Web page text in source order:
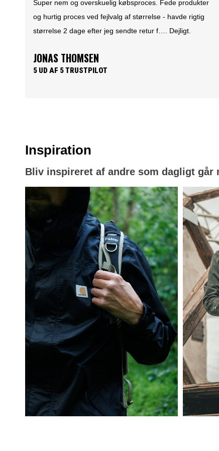
SÅDAN. Første køb perfekt. Lynhurtig levering og en
super vare. Dette er ikke sidste gang at jeg handler ved
feiber.dk
SØREN LUND
5 UD AF 5 TRUSTPILOT
Inspiration
Bliv inspireret af andre som dagligt går